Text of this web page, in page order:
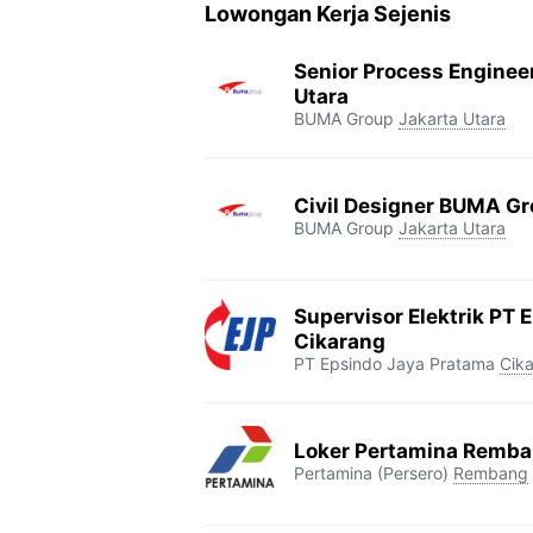
Lowongan Kerja Sejenis
Senior Process
Utara
BUMA Group Jakarta Utara
Civil Designer BUMA
BUMA Group Jakarta Utara
Supervisor Elektrik PT
Cikarang
PT Epsindo Jaya Pratama
Loker Pertamina
Pertamina (Persero) Rembang